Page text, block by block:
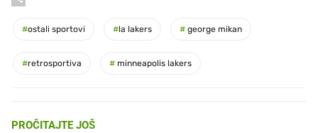
#ostali sportovi #la lakers # george mikan
#retrosportiva # minneapolis lakers
PROČITAJTE JOŠ